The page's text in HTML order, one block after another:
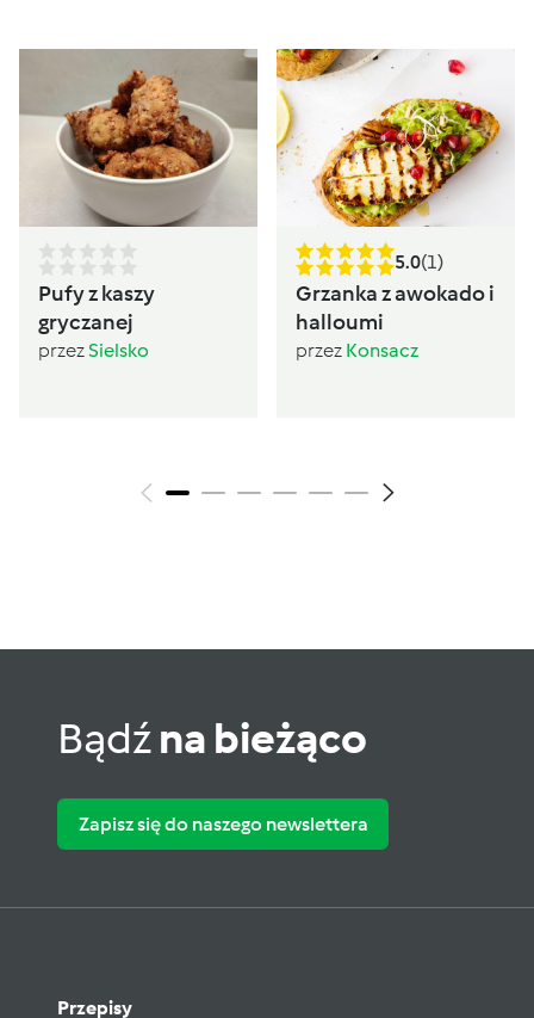
Pufy z kaszy
gryczanej
przezSielsko
5.0(1)
Grzanka z awokado i
halloumi
przez Konsacz
Bądźna bieżąco
Zapisz się do naszego newslettera
Przepisy